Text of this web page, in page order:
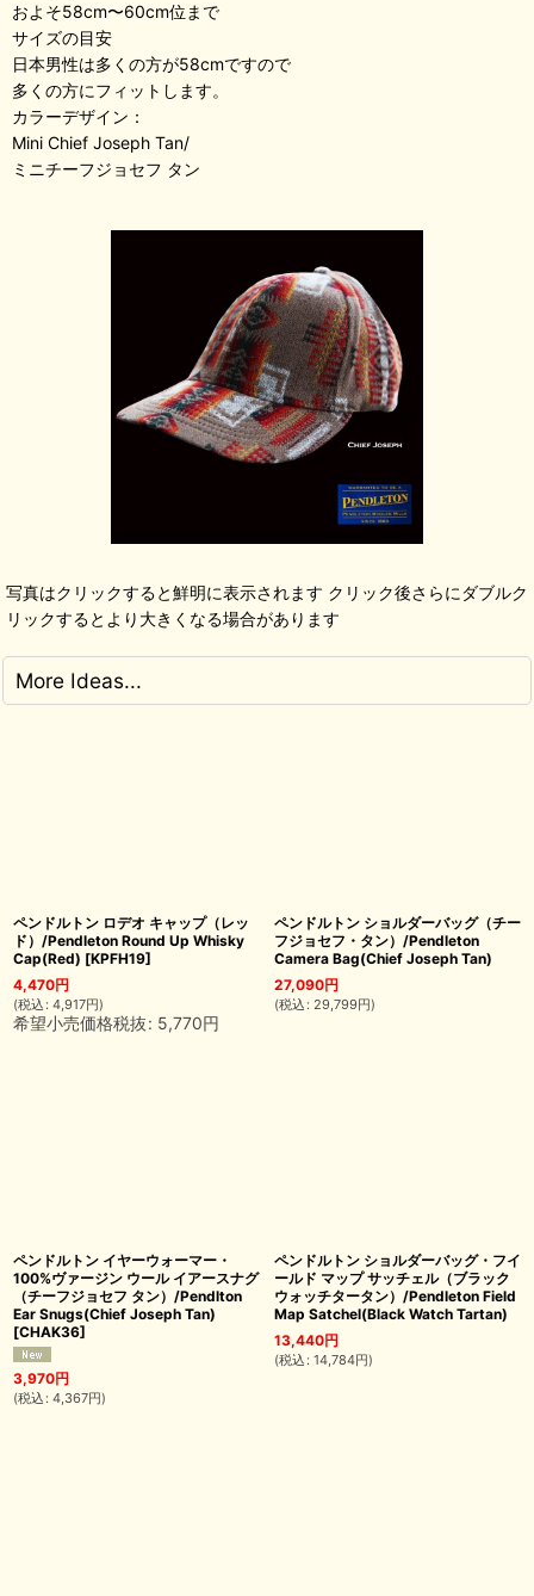
およそ58cm〜60cm位まで
サイズの目安
日本男性は多くの方が58cmですので
多くの方にフィットします。
カラーデザイン：
Mini Chief Joseph Tan/
ミニチーフジョセフ タン
写真はクリックすると鮮明に表示されます クリック後さらにダブルク
リックするとより大きくなる場合があります
More Ideas...
ペンドルトン ロデオ キャップ（レッ
ド）/Pendleton Round Up Whisky
Cap(Red) [KPFH19]
4,470円
(税込 : 4,917円)
希望小売価格税抜: 5,770円
ペンドルトン ショルダーバッグ（チー
フジョセフ・タン）/Pendleton
Camera Bag(Chief Joseph Tan)
27,090円
(税込 : 29,799円)
ペンドルトン イヤーウォーマー・
100%ヴァージン ウール イアースナグ
（チーフジョセフ タン）/Pendlton
Ear Snugs(Chief Joseph Tan)
[CHAK36]
3,970円
(税込 : 4,367円)
ペンドルトン ショルダーバッグ・フイ
ールド マップ サッチェル（ブラック
ウォッチタータン）/Pendleton Field
Map Satchel(Black Watch Tartan)
13,440円
(税込 : 14,784円)